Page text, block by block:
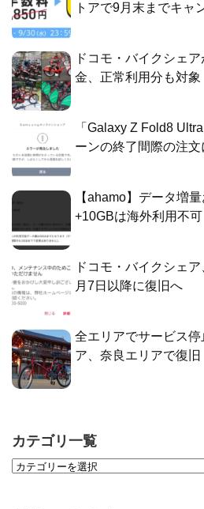
トアで9月末までキャ
ドコモ・バイクシェ
金、正常利用分も対象
「Galaxy Z Fold8
ーンの終了間際の注文
【ahamo】データ増
+10GBは海外利用不可
ドコモ・バイクシェ
月7日以降に復旧へ
全エリアでサービス
ア、奈良エリアで復旧
カテゴリ一覧